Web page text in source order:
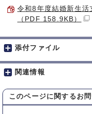
令和8年度結婚新生活
（PDF 158.9KB）
添付ファイル
関連情報
このページに関する お